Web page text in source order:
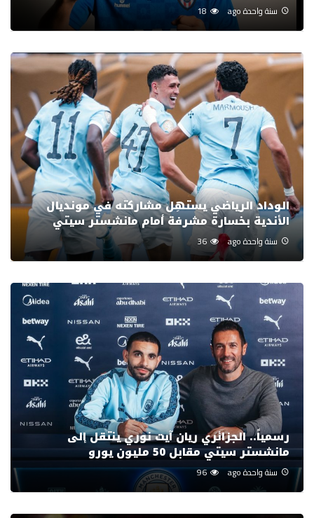
سنة واحدة ago 18
الوداد الرياضي يستهِل مشاركته في مونديال
الأندية بخسارة مشرفة أمام مانشستر سيتي
سنة واحدة ago 36
رسمياً.. الجزائري ريان آيت نوري ينتقل إلى
مانشستر سيتي مقابل 50 مليون يورو
سنة واحدة ago 96